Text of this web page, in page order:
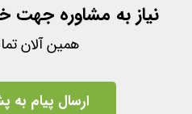
نیاز به مشاوره جهت
همین آلان
ارسال پیام به